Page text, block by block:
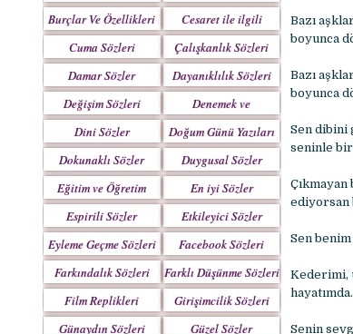
Sözler
Sözleri
Burçlar Ve Özellikleri
Cesaret ile ilgili
Yazılar
Cuma Sözleri
Çalışkanlık Sözleri
Damar Sözler
Dayanıklılık Sözleri
Değişim Sözleri
Denemek ve
Çabalamak Sözleri
Dini Sözler
Doğum Günü Yazıları
Dokunaklı Sözler
Duygusal Sözler
Eğitim ve Öğretim
Sözleri
En iyi Sözler
Espirili Sözler
Etkileyici Sözler
Eyleme Geçme Sözleri
Facebook Sözleri
Farkındalık Sözleri
Farklı Düşünme Sözleri
Film Replikleri
Girişimcilik Sözleri
Günaydın Sözleri
Güzel Sözler
Bazı
boyunca
Bazı
boyunca
Sen dibini
seninle
ediyorsan
Sen benim
Kederimi,
hayatımda.
Senin